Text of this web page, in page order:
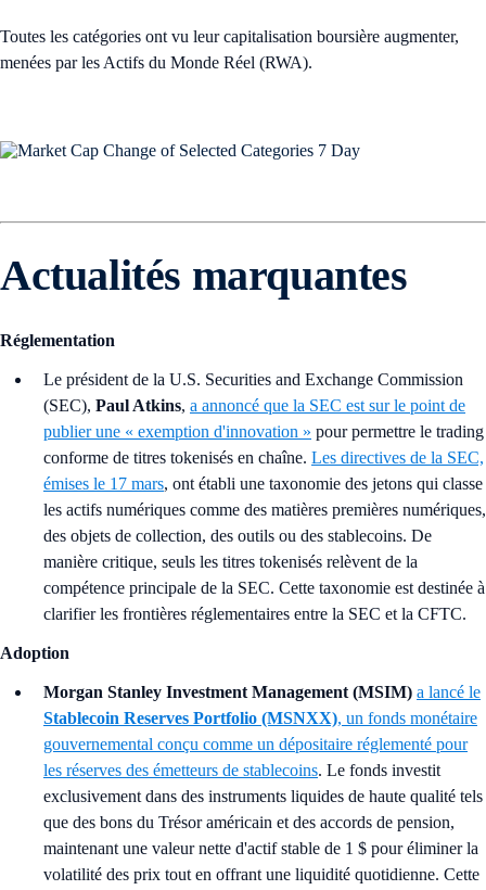
Toutes les catégories ont vu leur capitalisation boursière augmenter,
menées par les Actifs du Monde Réel (RWA).
Actualités marquantes
Réglementation
Le président de la U.S. Securities and Exchange Commission
(SEC), Paul Atkins, a annoncé que la SEC est sur le point de
publier une « exemption d'innovation » pour permettre le trading
conforme de titres tokenisés en chaîne. Les directives de la SEC,
émises le 17 mars, ont établi une taxonomie des jetons qui classe
les actifs numériques comme des matières premières numériques,
des objets de collection, des outils ou des stablecoins. De
manière critique, seuls les titres tokenisés relèvent de la
compétence principale de la SEC. Cette taxonomie est destinée à
clarifier les frontières réglementaires entre la SEC et la CFTC.
Adoption
Morgan Stanley Investment Management (MSIM) a lancé le
Stablecoin Reserves Portfolio (MSNXX), un fonds monétaire
gouvernemental conçu comme un dépositaire réglementé pour
les réserves des émetteurs de stablecoins. Le fonds investit
exclusivement dans des instruments liquides de haute qualité tels
que des bons du Trésor américain et des accords de pension,
maintenant une valeur nette d'actif stable de 1 $ pour éliminer la
volatilité des prix tout en offrant une liquidité quotidienne. Cette